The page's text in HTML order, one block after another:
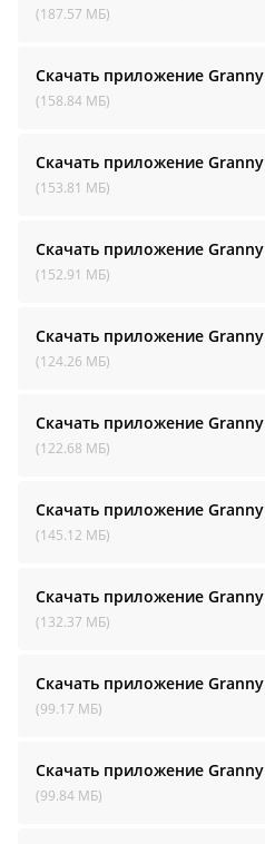
(187.57 МБ)
Скачать приложение Granny
(158.84 МБ)
Скачать приложение Granny
(153.81 МБ)
Скачать приложение Granny
(152.91 МБ)
Скачать приложение Granny
(124.26 МБ)
Скачать приложение Granny
(122.68 МБ)
Скачать приложение Granny
(145.12 МБ)
Скачать приложение Granny
(132.37 МБ)
Скачать приложение Granny
(99.17 МБ)
Скачать приложение Granny
(99.84 МБ)